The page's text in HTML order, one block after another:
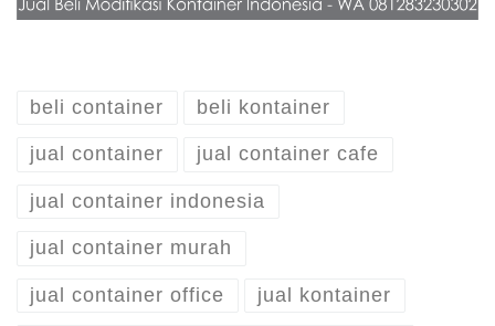
beli container beli kontainer
jual container jual container cafe
jual container indonesia
jual container murah
jual container office jual kontainer